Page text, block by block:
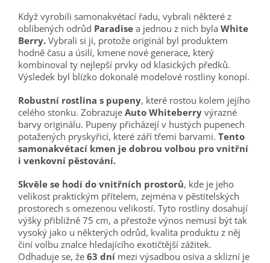
Když vyrobili samonakvétací řadu, vybrali některé z
oblíbených odrůd Paradise a jednou z nich byla White
Berry. Vybrali si jí, protože originál byl produktem
hodně času a úsilí, kmene nové generace, který
kombinoval ty nejlepší prvky od klasických předků.
Výsledek byl blízko dokonalé modelové rostliny konopí.
Robustní rostlina s pupeny, které rostou kolem jejího
celého stonku. Zobrazuje Auto Whiteberry výrazné
barvy originálu. Pupeny přicházejí v hustých pupenech
potažených pryskyřicí, které září třemi barvami. Tento
samonakvétací kmen je dobrou volbou pro vnitřní
i venkovní pěstování.
Skvěle se hodí do vnitřních prostorů, kde je jeho
velikost praktickým přítelem, zejména v pěstitelských
prostorech s omezenou velikostí. Tyto rostliny dosahují
výšky přibližně 75 cm, a přestože výnos nemusí být tak
vysoký jako u některých odrůd, kvalita produktu z něj
činí volbu znalce hledajícího exotičtější zážitek.
Odhaduje se, že 63 dní mezi výsadbou osiva a sklizní je